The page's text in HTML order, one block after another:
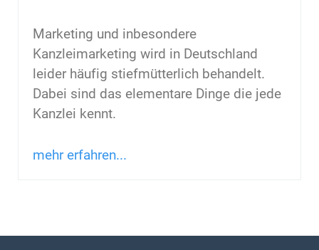
Marketing und inbesondere
Kanzleimarketing wird in Deutschland
leider häufig stiefmütterlich behandelt.
Dabei sind das elementare Dinge die jede
Kanzlei kennt.
mehr erfahren...